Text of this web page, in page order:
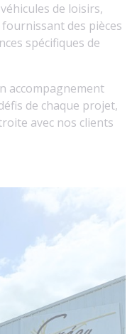
de loisirs,
des pièces
spécifiques de
accompagnement
de chaque projet,
avec nos clients